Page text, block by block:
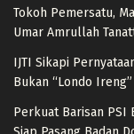
Tokoh Pemersatu,
Umar Amrullah
IJTI Sikapi
Bukan “Londo Ireng”
Perkuat Barisan PSI